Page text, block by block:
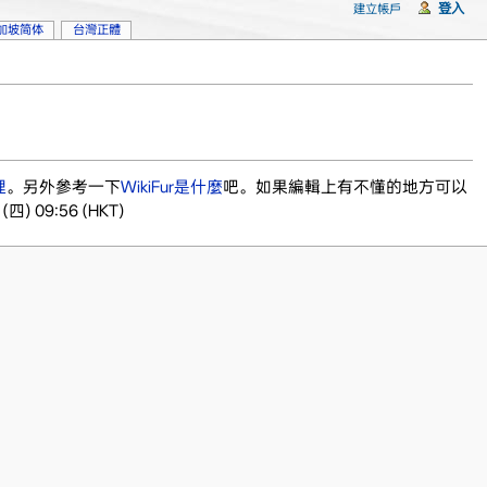
。另外參考一下WikiFur是什麼吧。如果編輯上有不懂的地方可以
(四) 09:56 (HKT)
坡简体 台灣正體
建立帳戶 登入